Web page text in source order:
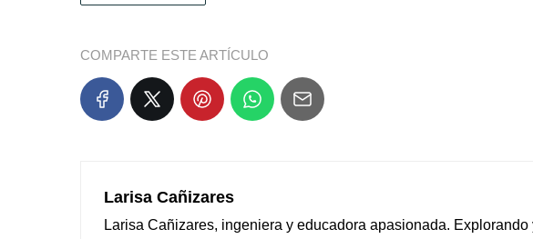
COMPARTE ESTE ARTÍCULO
Larisa Cañizares
Larisa Cañizares, ingeniera y educadora apasionada.